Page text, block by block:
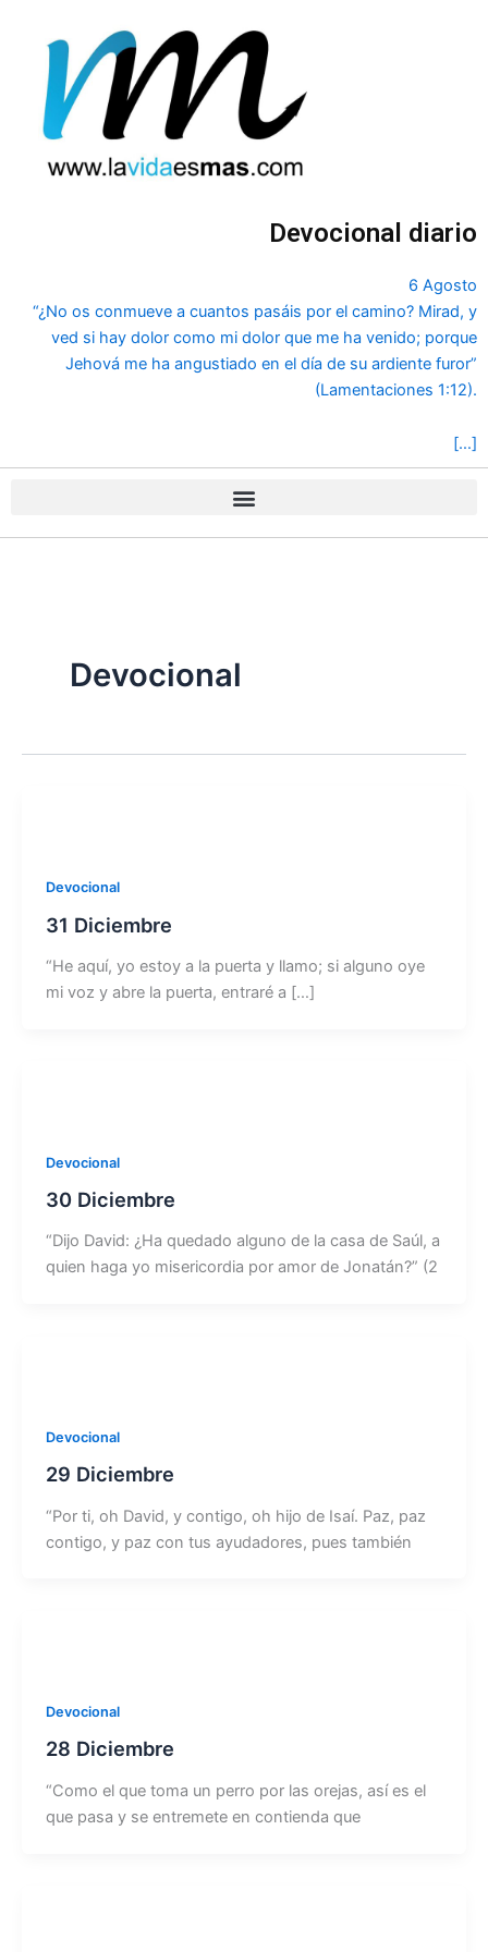
contenido
Devocional diario
6 Agosto
“¿No os conmueve a cuantos pasáis por el camino? Mirad, y
ved si hay dolor como mi dolor que me ha venido; porque
Jehová me ha angustiado en el día de su ardiente furor”
(Lamentaciones 1:12).
[…]
Devocional
Devocional
31 Diciembre
“He aquí, yo estoy a la puerta y llamo; si alguno oye
mi voz y abre la puerta, entraré a […]
Devocional
30 Diciembre
“Dijo David: ¿Ha quedado alguno de la casa de Saúl, a
quien haga yo misericordia por amor de Jonatán?” (2
Devocional
29 Diciembre
“Por ti, oh David, y contigo, oh hijo de Isaí. Paz, paz
contigo, y paz con tus ayudadores, pues también
Devocional
28 Diciembre
“Como el que toma un perro por las orejas, así es el
que pasa y se entremete en contienda que